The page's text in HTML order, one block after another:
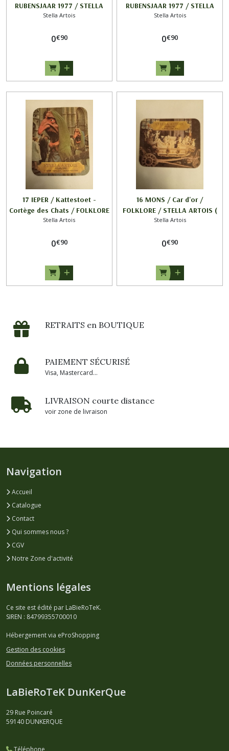
RUBENSJAAR 1977 / STELLA
ARTOIS
Stella Artois
0€90
RUBENSJAAR 1977 / STELLA
ARTOIS
Stella Artois
0€90
17 IEPER / Kattestoet -
Cortège des Chats / FOLKLORE
/ STELLA ARTOIS
Stella Artois
0€90
16 MONS / Car d'or /
FOLKLORE / STELLA ARTOIS (
HORIZONTAL )
Stella Artois
0€90
RETRAITS en BOUTIQUE
PAIEMENT SÉCURISÉ
Visa, Mastercard...
LIVRAISON courte distance
voir zone de livraison
Navigation
Accueil
Catalogue
Contact
Qui sommes nous ?
CGV
Notre Zone d'activité
Mentions légales
Ce site est édité par LaBieRoTeK.
SIREN : 84799355700010
Hébergement via eProShopping
Gestion des cookies
Données personnelles
LaBieRoTeK DunKerQue
29 Rue Poincaré
59140 DUNKERQUE